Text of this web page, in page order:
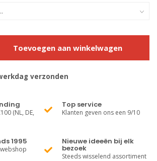
Toevoegen aan winkelwagen
verzonden
(NL, DE,
Top service
Klanten geven ons een 9/10
1995 Nieuwe ideeën bij elk
bezoek
Steeds wisselend assortiment